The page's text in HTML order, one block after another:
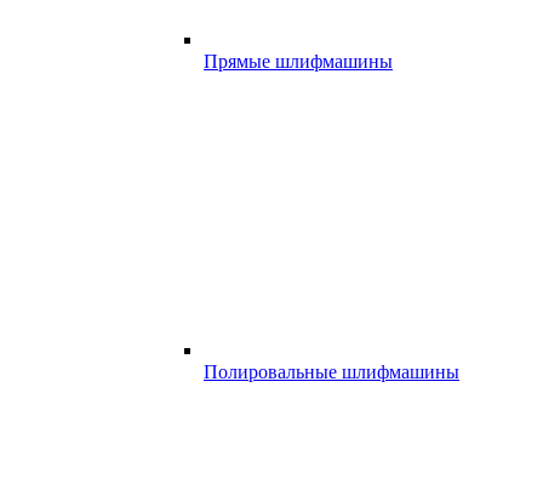
Прямые шлифмашины
Полировальные шлифмашины